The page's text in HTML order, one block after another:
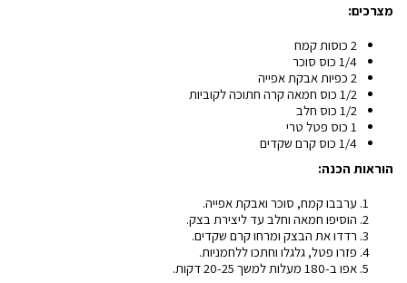
מצרכים:
2 כוסות קמח
1/4 כוס סוכר
2 כפיות אבקת אפייה
1/2 כוס חמאה קרה חתוכה לקוביות
1/2 כוס חלב
1 כוס פטל טרי
1/4 כוס קרם שקדים
הוראות הכנה:
ערבבו קמח, סוכר ואבקת אפייה.
הוסיפו חמאה וחלב עד ליצירת בצק.
רדדו את הבצק ומרחו קרם שקדים.
פזרו פטל, גלגלו וחתכו ללחמניות.
אפו ב-180 מעלות למשך 20-25 דקות.